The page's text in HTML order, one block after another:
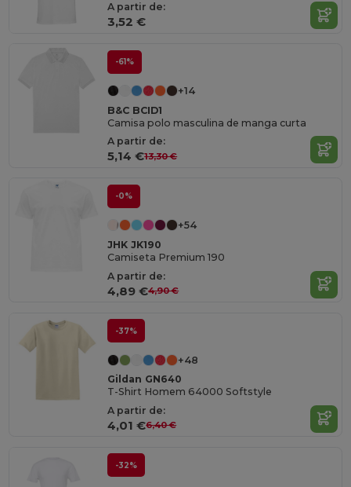
A partir de:
3,52 €
-61%
+14
B&C BCID1
Camisa polo masculina de manga curta
A partir de:
5,14 €13,30 €
-0%
+54
JHK JK190
Camiseta Premium 190
A partir de:
4,89 €4,90 €
-37%
+48
Gildan GN640
T-Shirt Homem 64000 Softstyle
A partir de:
4,01 €6,40 €
-32%